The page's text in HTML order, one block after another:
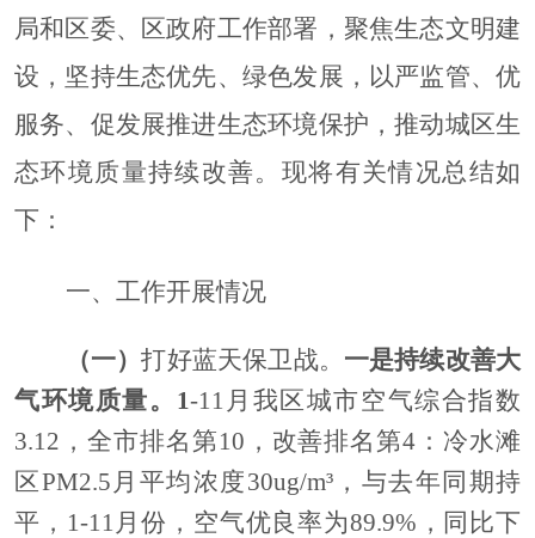
局和区委、
区政府工作部署，聚焦生态文明建
设，坚持生态优先、绿色发展，以严监管、优
服务、促发展推进生态环境保护，推动城区生
态环境质量持续改善。现将有关情况总结如
下：
一、工作开展情况
（一）打好蓝天保卫战。 一是持续改善大
气环境质量。 1-11 月 我 区城市空气综合指数
3.12 ，全市排名第10 ，改善排名第4 ：冷水滩
区PM2.5 月平均浓度30ug/m³，与去年同期持
平， 1-11 月份，空气优良率为89.9% ，同比下